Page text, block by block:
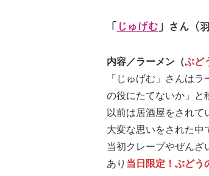
じゅげむ 」さん（
内容／ラーメン（ぶど
「じゅげむ」さんは
の役にたてないか」と
以前は居酒屋をされて
大変な思いをされた中
当初クレープやぜんざ
あり 当日限定！ぶどう